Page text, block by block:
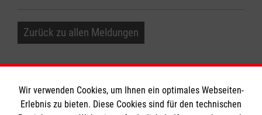
Zurück zu allen Meldungen
Wir verwenden Cookies, um Ihnen ein optimales Webseiten-
Erlebnis zu bieten. Diese Cookies sind für den technischen